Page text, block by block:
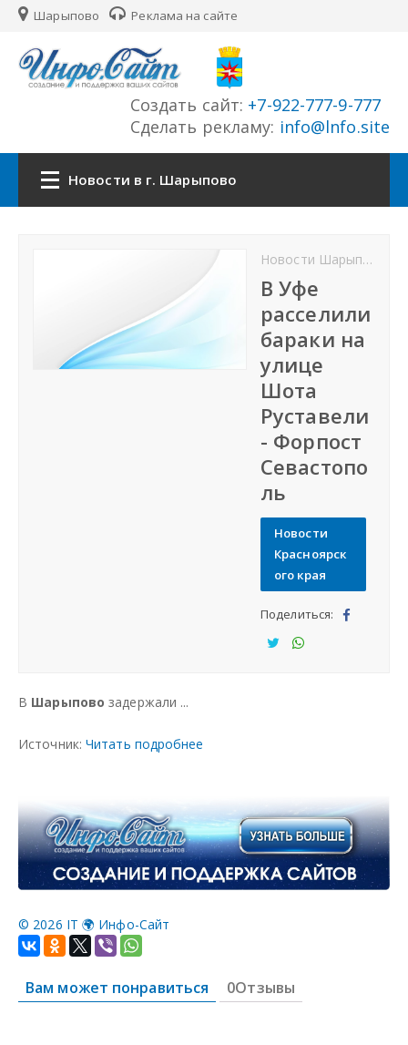
Шарыпово Реклама на сайте
Создать сайт: +7-922-777-9-777
Сделать рекламу: info@lnfo.site
Новости в г. Шарыпово
Сайты города
Новости Шарыпово
В Уфе
расселили
бараки на
улице
Шота
Руставели
- Форпост
Севастопо
ль
Новости
Красноярск
ого края
Поделиться:
В Шарыпово задержали ...
Источник: Читать подробнее
© 2026 IT 🌍 Инфо-Сайт
Вам может понравиться 0Отзывы